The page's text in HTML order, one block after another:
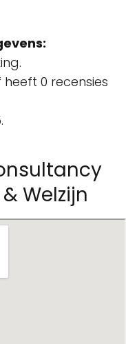
heeft 0 recensies
Welzijn